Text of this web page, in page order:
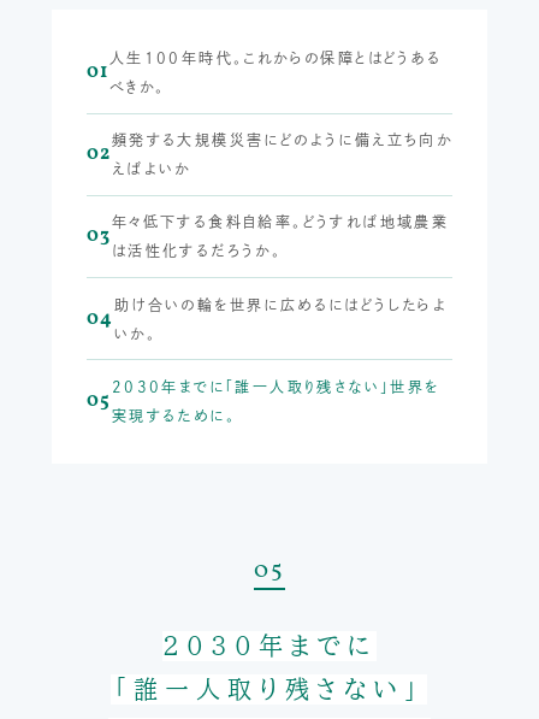
01
人生100年時代。これからの保障とはどうある
べきか。
02
頻発する大規模災害にどのように備え立ち向か
えばよいか
03
年々低下する食料自給率。どうすれば地域農業
は活性化するだろうか。
04
助け合いの輪を世界に広めるにはどうしたらよ
いか。
05
2030年までに「誰一人取り残さない」世界を
実現するために。
05
2030年までに
「誰一人取り残さない」